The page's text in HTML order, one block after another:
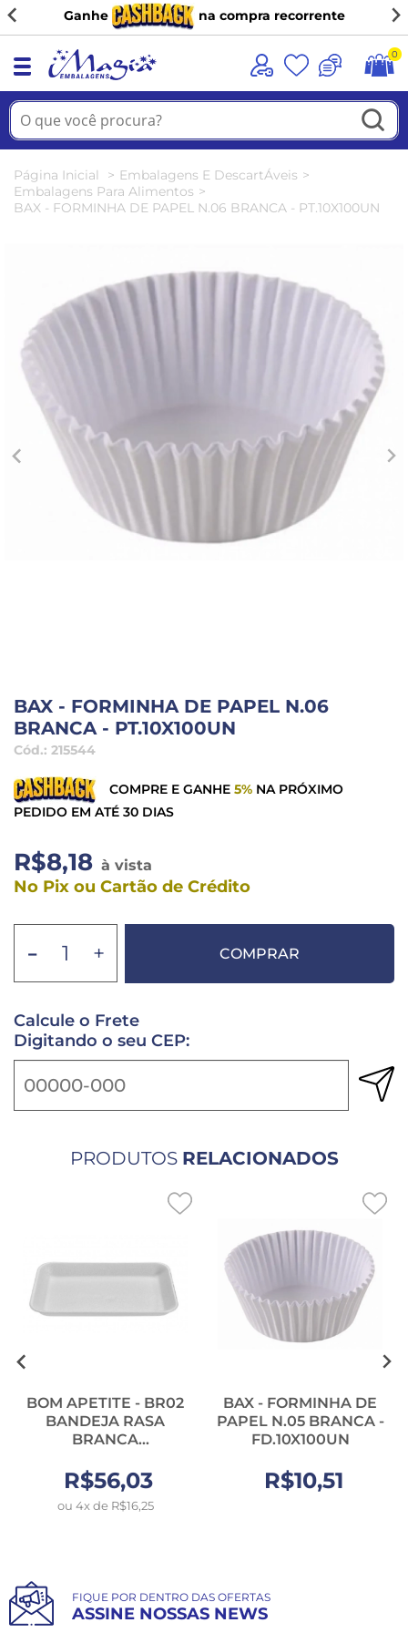
Ganhe na compra recorrente
0
Página Inicial
Embalagens E DescartÁveis
Embalagens Para Alimentos
BAX - FORMINHA DE PAPEL N.06 BRANCA - PT.10X100UN
BAX - FORMINHA DE PAPEL N.06
BRANCA - PT.10X100UN
Cód.: 215544
COMPRE E GANHE 5% NA PRÓXIMO
PEDIDO EM ATÉ 30 DIAS
R$8,18 à vista
No Pix ou Cartão de Crédito
- + COMPRAR
Calcule o Frete
Digitando o seu CEP:
PRODUTOS RELACIONADOS
BOM APETITE - BR02
BANDEJA RASA
BRANCA
FD.400UN
R$56,03
ou 4x de R$16,25
BAX - FORMINHA DE
PAPEL N.05 BRANCA -
FD.10X100UN
R$10,51
FIQUE POR DENTRO DAS OFERTAS
ASSINE NOSSAS NEWS